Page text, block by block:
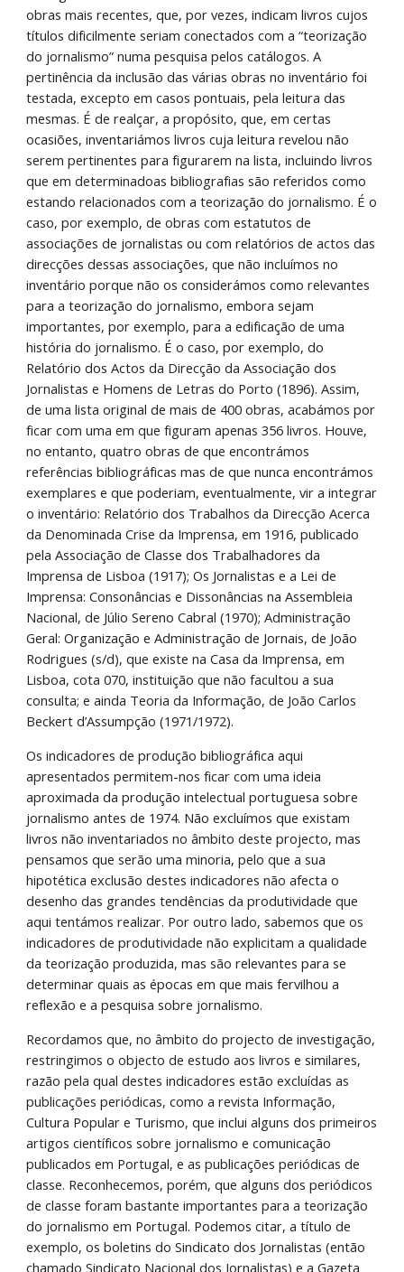
obras mais recentes, que, por vezes, indicam livros cujos
títulos dificilmente seriam conectados com a “teorização
do jornalismo” numa pesquisa pelos catálogos. A
pertinência da inclusão das várias obras no inventário foi
testada, excepto em casos pontuais, pela leitura das
mesmas. É de realçar, a propósito, que, em certas
ocasiões, inventariámos livros cuja leitura revelou não
serem pertinentes para figurarem na lista, incluindo livros
que em determinadoas bibliografias são referidos como
estando relacionados com a teorização do jornalismo. É o
caso, por exemplo, de obras com estatutos de
associações de jornalistas ou com relatórios de actos das
direcções dessas associações, que não incluímos no
inventário porque não os considerámos como relevantes
para a teorização do jornalismo, embora sejam
importantes, por exemplo, para a edificação de uma
história do jornalismo. É o caso, por exemplo, do
Relatório dos Actos da Direcção da Associação dos
Jornalistas e Homens de Letras do Porto (1896). Assim,
de uma lista original de mais de 400 obras, acabámos por
ficar com uma em que figuram apenas 356 livros. Houve,
no entanto, quatro obras de que encontrámos
referências bibliográficas mas de que nunca encontrámos
exemplares e que poderiam, eventualmente, vir a integrar
o inventário: Relatório dos Trabalhos da Direcção Acerca
da Denominada Crise da Imprensa, em 1916, publicado
pela Associação de Classe dos Trabalhadores da
Imprensa de Lisboa (1917); Os Jornalistas e a Lei de
Imprensa: Consonâncias e Dissonâncias na Assembleia
Nacional, de Júlio Sereno Cabral (1970); Administração
Geral: Organização e Administração de Jornais, de João
Rodrigues (s/d), que existe na Casa da Imprensa, em
Lisboa, cota 070, instituição que não facultou a sua
consulta; e ainda Teoria da Informação, de João Carlos
Beckert d’Assumpção (1971/1972).
Os indicadores de produção bibliográfica aqui
apresentados permitem-nos ficar com uma ideia
aproximada da produção intelectual portuguesa sobre
jornalismo antes de 1974. Não excluímos que existam
livros não inventariados no âmbito deste projecto, mas
pensamos que serão uma minoria, pelo que a sua
hipotética exclusão destes indicadores não afecta o
desenho das grandes tendências da produtividade que
aqui tentámos realizar. Por outro lado, sabemos que os
indicadores de produtividade não explicitam a qualidade
da teorização produzida, mas são relevantes para se
determinar quais as épocas em que mais fervilhou a
reflexão e a pesquisa sobre jornalismo.
Recordamos que, no âmbito do projecto de investigação,
restringimos o objecto de estudo aos livros e similares,
razão pela qual destes indicadores estão excluídas as
publicações periódicas, como a revista Informação,
Cultura Popular e Turismo, que inclui alguns dos primeiros
artigos científicos sobre jornalismo e comunicação
publicados em Portugal, e as publicações periódicas de
classe. Reconhecemos, porém, que alguns dos periódicos
de classe foram bastante importantes para a teorização
do jornalismo em Portugal. Podemos citar, a título de
exemplo, os boletins do Sindicato dos Jornalistas (então
chamado Sindicato Nacional dos Jornalistas) e a Gazeta